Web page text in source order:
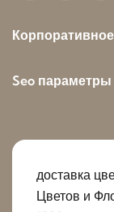
Seo
доставка
Цветов и